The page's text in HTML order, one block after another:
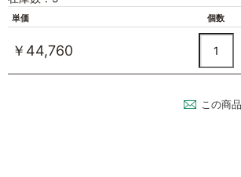
単価 個数
￥44,760
この商